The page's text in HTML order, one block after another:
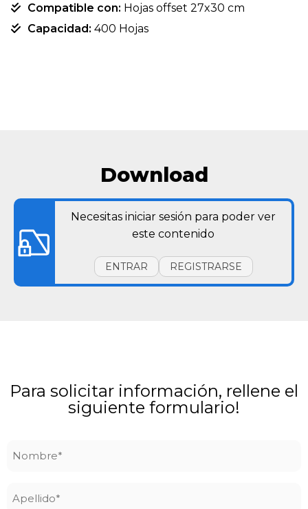
Compatible con: Hojas offset 27x30 cm
Capacidad: 400 Hojas
Download
Necesitas iniciar sesión para poder ver
este contenido
ENTRAR REGISTRARSE
Para solicitar información, rellene el
siguiente formulario!